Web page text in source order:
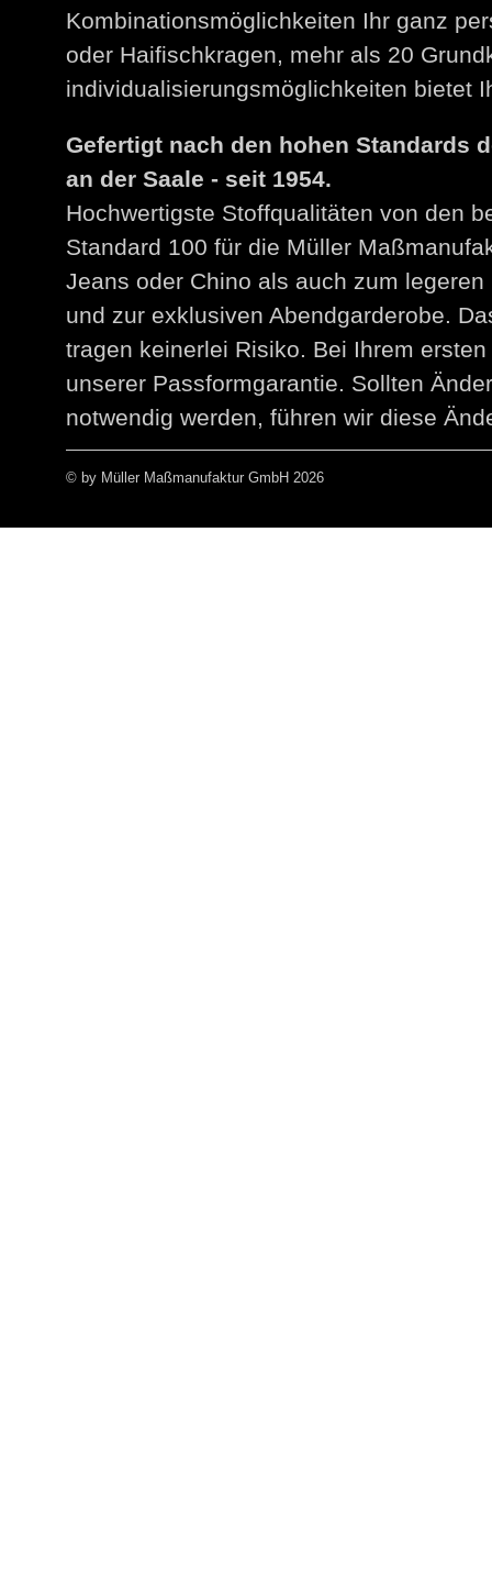
Kombinationsmöglichkeiten Ihr ganz
oder Haifischkragen, mehr als 20
individualisierungsmöglichkeiten bietet
Gefertigt nach den hohen Standards
an der Saale - seit 1954.
Hochwertigste Stoffqualitäten von den
Standard 100 für die Müller
Jeans oder Chino als auch zum
und zur exklusiven Abendgarderobe.
tragen keinerlei Risiko. Bei Ihrem
unserer Passformgarantie. Sollten
notwendig werden, führen wir diese
© by Müller Maßmanufaktur GmbH 2026